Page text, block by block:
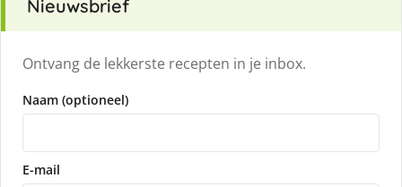
Nieuwsbrief
Ontvang de lekkerste recepten in je inbox.
Naam (optioneel)
E-mail